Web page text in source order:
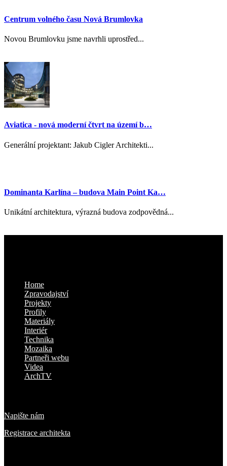
Centrum volného času Nová Brumlovka
Novou Brumlovku jsme navrhli uprostřed...
Aviatica - nová moderní čtvrt na území b…
Generální projektant: Jakub Cigler Architekti...
Dominanta Karlína – budova Main Point Ka…
Unikátní architektura, výrazná budova zodpovědná...
Home
Zpravodajství
Projekty
Profily
Materiály
Interiér
Technika
Mozaika
Partneři webu
Videa
ArchTV
Napište nám
Registrace architekta